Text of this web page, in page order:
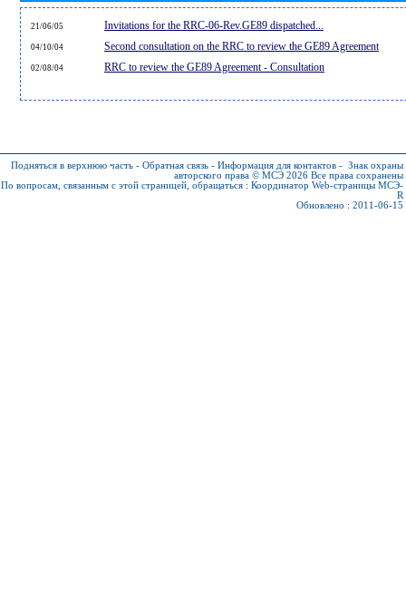
21/06/05 Invitations for the RRC-06-Rev.GE89 dispatched...
04/10/04 Second consultation on the RRC to review the GE89 Agreement
02/08/04 RRC to review the GE89 Agreement - Consultation
Подняться в верхнюю часть - Обратная связь - Информация для контактов - Знак охраны
авторского права © МСЭ 2026 Все права сохранены
По вопросам, связанным с этой страницей, обращаться : Координатор Web-страницы МСЭ-
R
Обновлено : 2011-06-15